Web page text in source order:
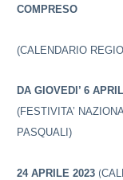
COMPRESO
(CALENDARIO
DA GIOVEDI’ 6
(FESTIVITA’
PASQUALI)
24 APRILE 2023 (